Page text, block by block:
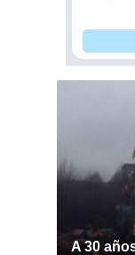
A 30